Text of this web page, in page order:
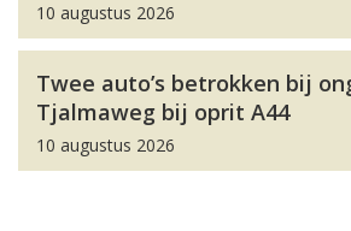
10 augustus 2026
Twee auto’s betrokken bij
Tjalmaweg bij oprit A44
10 augustus 2026